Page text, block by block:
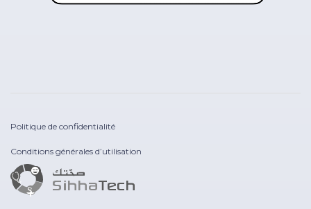
Politique de confidentialité
Conditions générales d’utilisation